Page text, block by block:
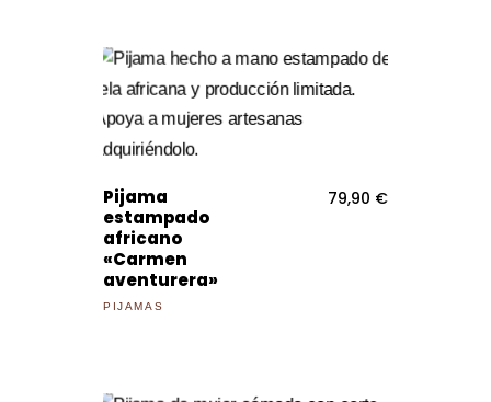
Pijama
estampado
africano
«Carmen
aventurera»
79,90 €
PIJAMAS